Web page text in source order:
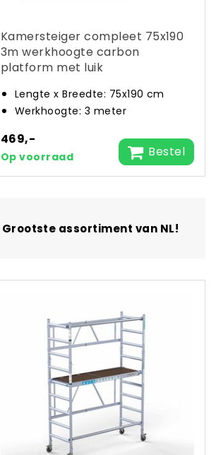
Kamersteiger compleet 75x190
3m werkhoogte carbon
platform met luik
Lengte x Breedte: 75x190 cm
Werkhoogte: 3 meter
469,-
Op voorraad Bestel
Grootste assortiment van NL!